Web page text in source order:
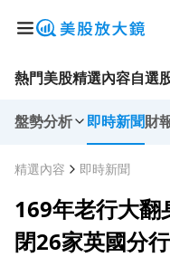
熱門美股精選內容自選
盤勢分析 即時新聞財
精選內容 即時新聞
169年老行大
閉26家英國分